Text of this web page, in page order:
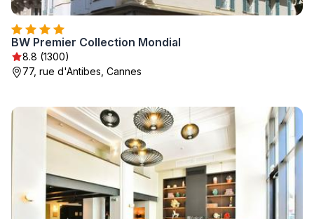
BW Premier Collection Mondial
8.8 (1300)
77, rue d'Antibes, Cannes